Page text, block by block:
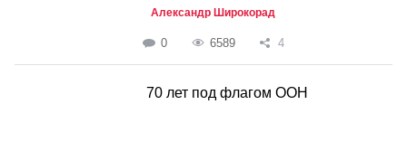
Александр Широкорад
0 6589 4
70 лет под флагом ООН